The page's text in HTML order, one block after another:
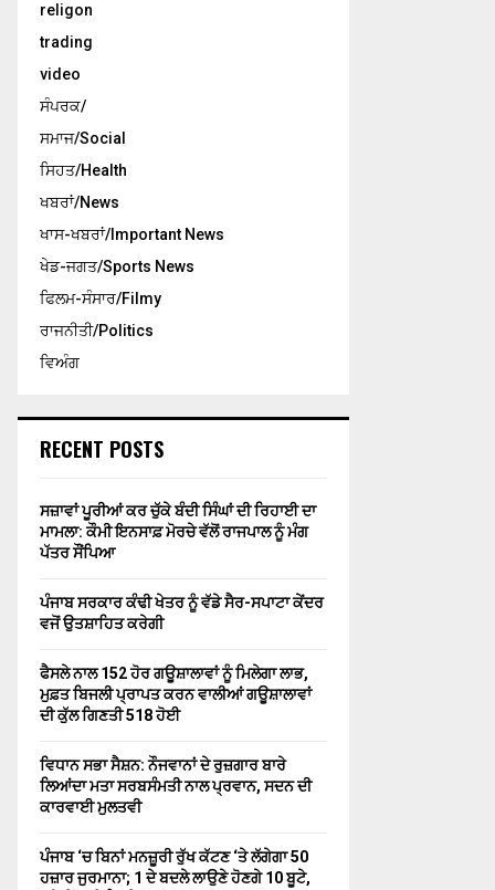
religon
trading
video
ਸੰਪਰਕ/
ਸਮਾਜ/Social
ਸਿਹਤ/Health
ਖਬਰਾਂ/News
ਖਾਸ-ਖਬਰਾਂ/Important News
ਖੇਡ-ਜਗਤ/Sports News
ਫਿਲਮ-ਸੰਸਾਰ/Filmy
ਰਾਜਨੀਤੀ/Politics
ਵਿਅੰਗ
RECENT POSTS
ਸਜ਼ਾਵਾਂ ਪੂਰੀਆਂ ਕਰ ਚੁੱਕੇ ਬੰਦੀ ਸਿੰਘਾਂ ਦੀ ਰਿਹਾਈ ਦਾ
ਮਾਮਲਾ: ਕੌਮੀ ਇਨਸਾਫ਼ ਮੋਰਚੇ ਵੱਲੋਂ ਰਾਜਪਾਲ ਨੂੰ ਮੰਗ
ਪੱਤਰ ਸੌਂਪਿਆ
ਪੰਜਾਬ ਸਰਕਾਰ ਕੰਢੀ ਖੇਤਰ ਨੂੰ ਵੱਡੇ ਸੈਰ-ਸਪਾਟਾ ਕੇਂਦਰ
ਵਜੋਂ ਉਤਸ਼ਾਹਿਤ ਕਰੇਗੀ
ਫੈਸਲੇ ਨਾਲ 152 ਹੋਰ ਗਊਸ਼ਾਲਾਵਾਂ ਨੂੰ ਮਿਲੇਗਾ ਲਾਭ,
ਮੁਫ਼ਤ ਬਿਜਲੀ ਪ੍ਰਾਪਤ ਕਰਨ ਵਾਲੀਆਂ ਗਊਸ਼ਾਲਾਵਾਂ
ਦੀ ਕੁੱਲ ਗਿਣਤੀ 518 ਹੋਈ
ਵਿਧਾਨ ਸਭਾ ਸੈਸ਼ਨ: ਨੌਜਵਾਨਾਂ ਦੇ ਰੁਜ਼ਗਾਰ ਬਾਰੇ
ਲਿਆਂਦਾ ਮਤਾ ਸਰਬਸੰਮਤੀ ਨਾਲ ਪ੍ਰਵਾਨ, ਸਦਨ ਦੀ
ਕਾਰਵਾਈ ਮੁਲਤਵੀ
ਪੰਜਾਬ ‘ਚ ਬਿਨਾਂ ਮਨਜ਼ੂਰੀ ਰੁੱਖ ਕੱਟਣ ‘ਤੇ ਲੱਗੇਗਾ 50
ਹਜ਼ਾਰ ਜੁਰਮਾਨਾ; 1 ਦੇ ਬਦਲੇ ਲਾਉਣੇ ਹੋਣਗੇ 10 ਬੂਟੇ,